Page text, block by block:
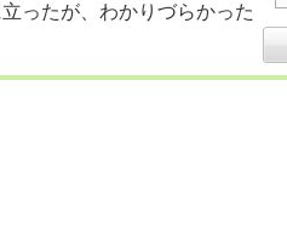
ったが、わかりづらかった